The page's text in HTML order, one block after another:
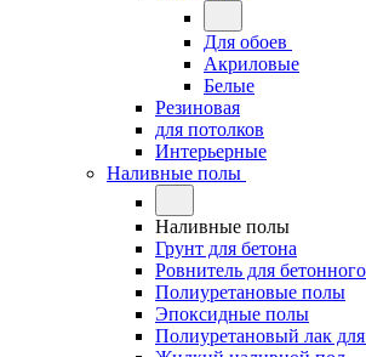
Для обоев
Акриловые
Белые
Резиновая
для потолков
Интерьерные
Наливные полы
Наливные полы
Грунт для бетона
Ровнитель для
Полиуретановые полы
Эпоксидные полы
Полиуретановый лак для